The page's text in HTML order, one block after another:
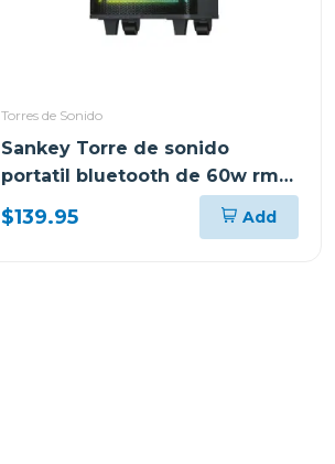
Torres de Sonido
Sankey Torre de sonido
portatil bluetooth de 60w rms
pa8dcn
$139.95 Add